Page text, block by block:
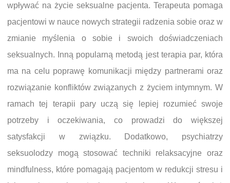
wpływać na życie seksualne pacjenta. Terapeuta pomaga
pacjentowi w nauce nowych strategii radzenia sobie oraz w
zmianie myślenia o sobie i swoich doświadczeniach
seksualnych. Inną popularną metodą jest terapia par, która
ma na celu poprawę komunikacji między partnerami oraz
rozwiązanie konfliktów związanych z życiem intymnym. W
ramach tej terapii pary uczą się lepiej rozumieć swoje
potrzeby i oczekiwania, co prowadzi do większej
satysfakcji w związku. Dodatkowo, psychiatrzy
seksuolodzy mogą stosować techniki relaksacyjne oraz
mindfulness, które pomagają pacjentom w redukcji stresu i